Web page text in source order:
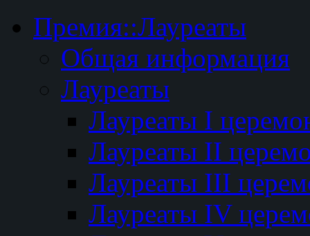
Премия::Лауреаты
Общая информация
Лауреаты
Лауреаты I
Лауреаты II
Лауреаты III
Лауреаты IV